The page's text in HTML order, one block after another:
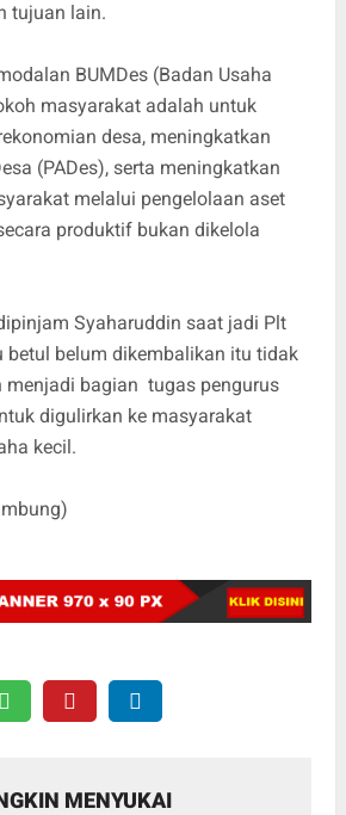
tujuan lain.
BUMDes (Badan Usaha
masyarakat adalah untuk
desa, meningkatkan
(PADes), serta meningkatkan
melalui pengelolaan aset
produktif bukan dikelola
Syaharuddin saat jadi Plt
betul belum dikembalikan itu tidak
menjadi bagian tugas pengurus
digulirkan ke masyarakat
kecil.
MENYUKAI